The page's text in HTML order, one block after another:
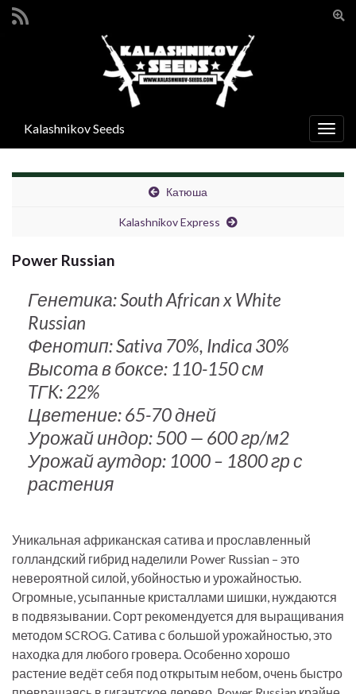
Вкл/
Search for:
Вкл/
выкл
Kalashnikov Seeds
Катюша
Kalashnikov Express
Power Russian
Генетика: South African x White
Russian
Фенотип: Sativa 70%, Indica 30%
Высота в боксе: 110-150 см
TГK: 22%
Цветение: 65-70 дней
Урожай индор: 500 — 600 гр/м2
Урожай аутдор: 1000 – 1800 гр с
растения
Уникальная африканская сатива и прославленный
голландский гибрид наделили Power Russian – это
невероятной силой, убойностью и урожайностью.
Огромные, усыпанные кристаллами шишки, нуждаются
в подвязывании. Сорт рекомендуется для выращивания
методом SCROG. Сатива с большой урожайностью, это
находка для любого гровера. Особенно хорошо
растение ведёт себя под открытым небом, очень быстро